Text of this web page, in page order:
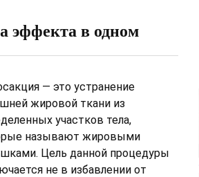
эффекта в одном
— это устранение
жировой ткани из
участков тела,
называют жировыми
Цель данной процедуры
не в избавлении от